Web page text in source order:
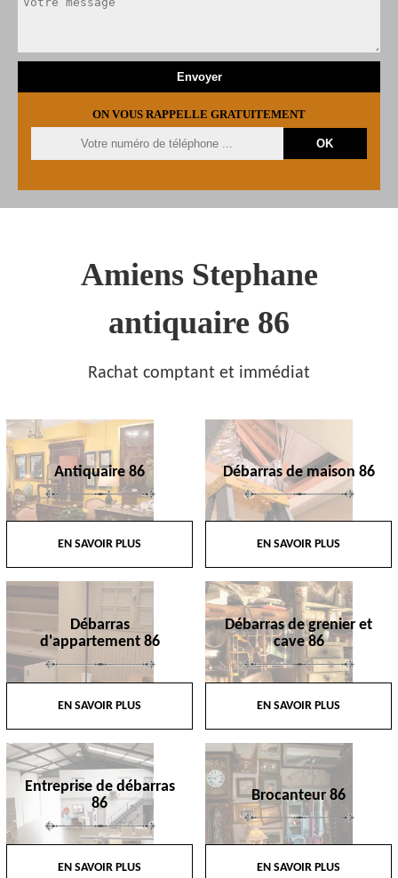
ON VOUS RAPPELLE GRATUITEMENT
Amiens Stephane
antiquaire 86
Rachat comptant et immédiat
Antiquaire 86
EN SAVOIR PLUS
Débarras de maison 86
EN SAVOIR PLUS
Débarras
d'appartement 86
EN SAVOIR PLUS
Débarras de grenier et
cave 86
EN SAVOIR PLUS
Entreprise de débarras
86
EN SAVOIR PLUS
Brocanteur 86
EN SAVOIR PLUS